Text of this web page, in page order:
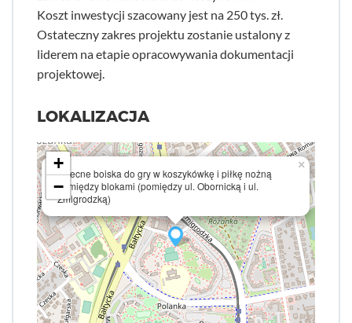
Koszt inwestycji szacowany jest na 250 tys. zł.
Ostateczny zakres projektu zostanie ustalony z
liderem na etapie opracowywania dokumentacji
projektowej.
LOKALIZACJA
Obecne boiska do gry w koszykówkę i piłkę nożną
pomiędzy blokami (pomiędzy ul. Obornicką i ul.
Żmigrodzką)
×
+
−